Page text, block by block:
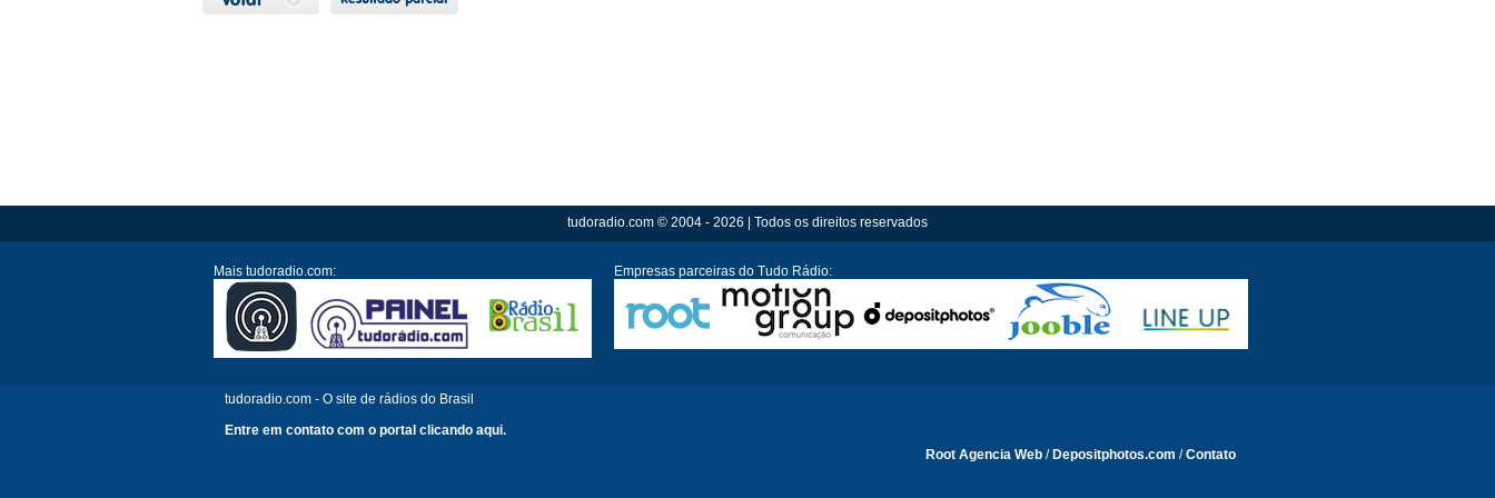
tudoradio.com © 2004 - 2026 | Todos os direitos reservados
Mais tudoradio.com: Empresas parceiras do Tudo Rádio:
tudoradio.com - O site de rádios do Brasil
Entre em contato com o portal clicando aqui.
Root Agencia Web / Depositphotos.com /Contato